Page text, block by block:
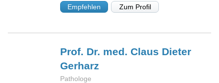
Empfehlen Zum Profil
Prof. Dr. med. Claus Dieter
Gerharz
Pathologe